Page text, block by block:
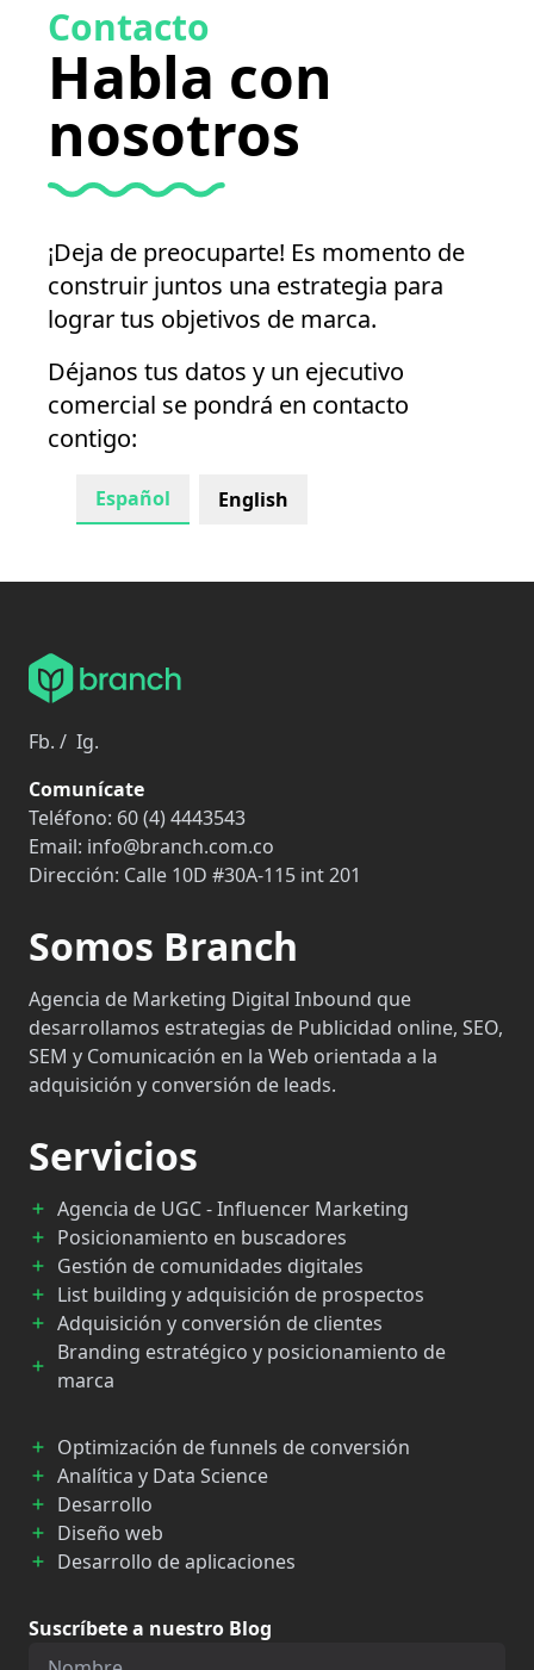
Contacto
Habla con
nosotros
¡Deja de preocuparte! Es momento de
construir juntos una estrategia para
lograr tus objetivos de marca.
Déjanos tus datos y un ejecutivo
comercial se pondrá en contacto
contigo:
Español English
Fb. / Ig.
Comunícate
Teléfono: 60 (4) 4443543
Email: info@branch.com.co
Dirección: Calle 10D #30A-115 int 201
Somos Branch
Agencia de Marketing Digital Inbound que
desarrollamos estrategias de Publicidad online, SEO,
SEM y Comunicación en la Web orientada a la
adquisición y conversión de leads.
Servicios
Agencia de UGC - Influencer Marketing
Posicionamiento en buscadores
Gestión de comunidades digitales
List building y adquisición de prospectos
Adquisición y conversión de clientes
Branding estratégico y posicionamiento de
marca
Optimización de funnels de conversión
Analítica y Data Science
Desarrollo
Diseño web
Desarrollo de aplicaciones
Suscríbete a nuestro Blog